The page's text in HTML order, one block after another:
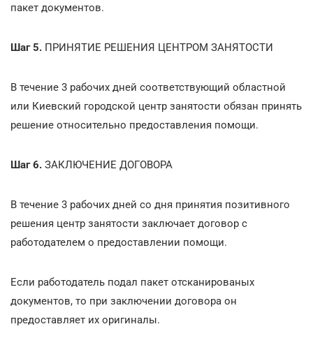
пакет документов.
Шаг 5. ПРИНЯТИЕ РЕШЕНИЯ ЦЕНТРОМ ЗАНЯТОСТИ
В течение 3 рабочих дней соответствующий областной
или Киевский городской центр занятости обязан принять
решение относительно предоставления помощи.
Шаг 6. ЗАКЛЮЧЕНИЕ ДОГОВОРА
В течение 3 рабочих дней со дня принятия позитивного
решения центр занятости заключает договор с
работодателем о предоставлении помощи.
Если работодатель подал пакет отсканированых
документов, то при заключении договора он
предоставляет их оригиналы.